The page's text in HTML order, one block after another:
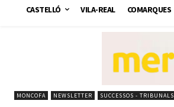
CASTELLÓ VILA-REAL COMARQUES
MONCOFA NEWSLETTER SUCCESSOS - TRIBUNALS